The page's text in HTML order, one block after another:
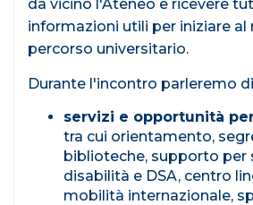
da vicino l'Ateneo e ricevere
informazioni utili per iniziare al
percorso universitario.
Durante l'incontro parleremo
servizi e opportunità
tra cui orientamento,
biblioteche, supporto per
disabilità e DSA, centro
mobilità internazionale,